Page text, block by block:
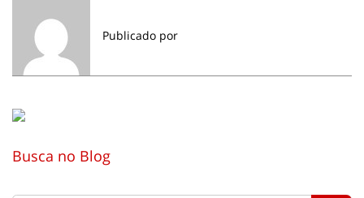
Publicado por
Busca no Blog